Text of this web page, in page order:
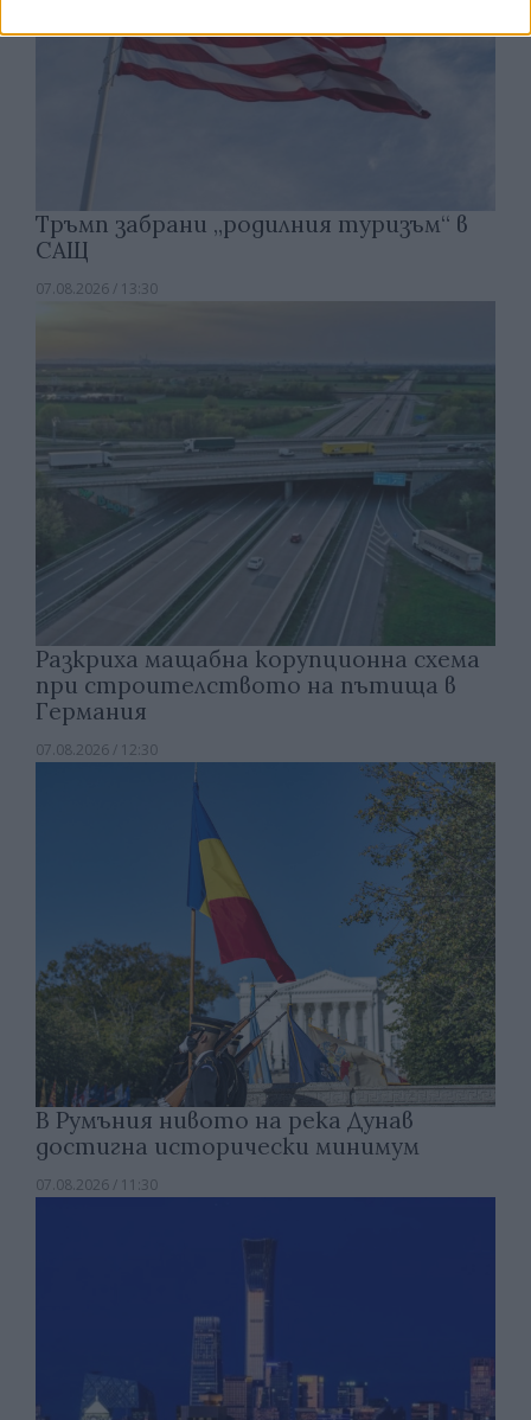
Тръмп забрани „родилния туризъм“ в
САЩ
07.08.2026 / 13:30
Разкриха мащабна корупционна схема
при строителството на пътища в
Германия
07.08.2026 / 12:30
В Румъния нивото на река Дунав
достигна исторически минимум
07.08.2026 / 11:30